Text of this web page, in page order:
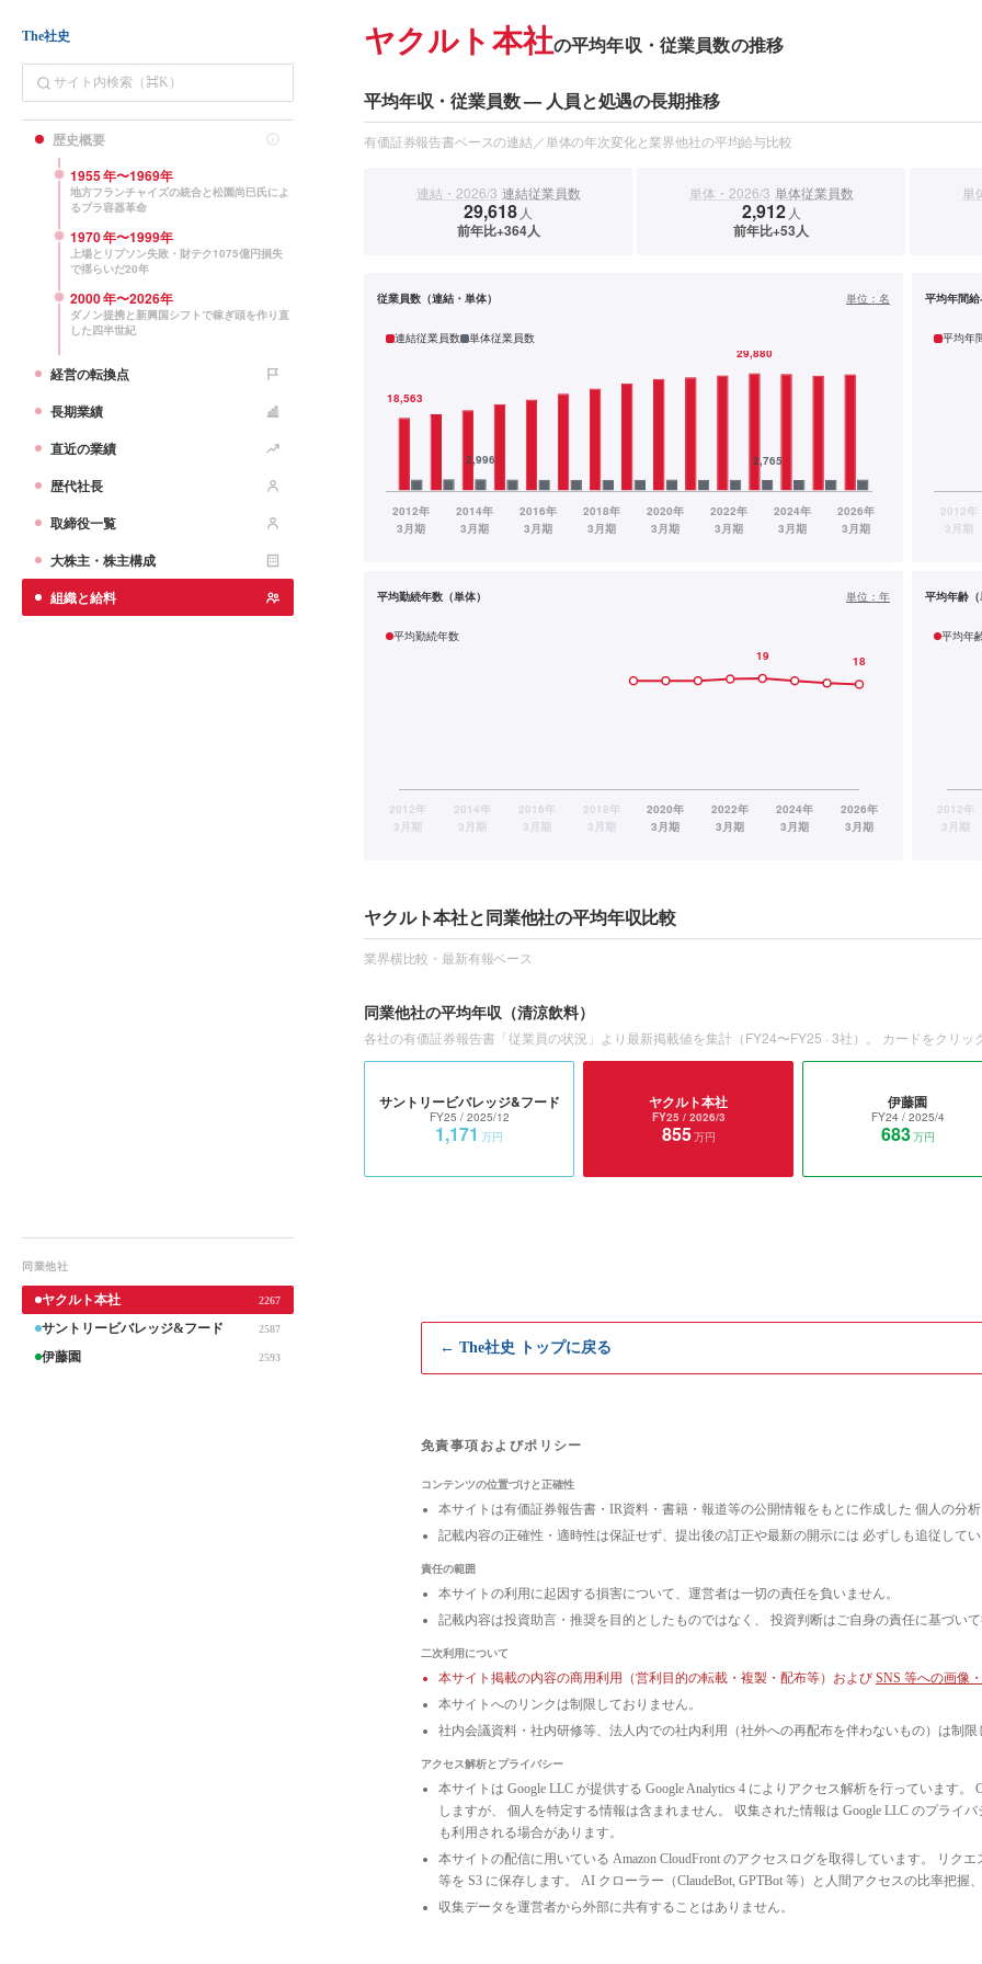
The社史
歴史概要
1955年〜1969年
地方フランチャイズの統合と松園尚巳氏によ
るプラ容器革命
1970年〜1999年
上場とリプソン失敗・財テク1075億円損失
で揺らいだ20年
2000年〜2026年
ダノン提携と新興国シフトで稼ぎ頭を作り直
した四半世紀
経営の転換点
長期業績
直近の業績
歴代社長
取締役一覧
大株主・株主構成
組織と給料
同業他社
ヤクルト本社 2267
サントリービバレッジ&フード 2587
伊藤園 2593
ヤクルト本社の平均年収・従業員数の推移
平均年収・従業員数 — 人員と処遇の長期推移
有価証券報告書ベースの連結／単体の年次変化と業界他社の平均給与比較
連結・2026/3 連結従業員数
29,618 人
前年比+364人
単体・2026/3 単体従業員数
2,912 人
前年比+53人
単
従業員数（連結・単体） 単位： 名
連結従業員数 単体従業員数
平均年間給
平均年
平均勤続年数（単体） 単位： 年
平均勤続年数
平均年齢（
平均年
ヤクルト本社と同業他社の平均年収比較
業界横比較・最新有報ベース
同業他社の平均年収 （清涼飲料）
各社の有価証券報告書「従業員の状況」より最新掲載値を集計（FY24〜FY25 · 3社）。 カードをクリッ
サントリービバレッジ&フード
FY25 / 2025/12
1,171 万円
ヤクルト本社
FY25 / 2026/3
855万円
伊藤園
FY24 / 2025/4
683万円
← The社史 トップに戻る
免責事項およびポリシー
コンテンツの位置づけと正確性
本サイトは有価証券報告書・IR資料・書籍・報道等の公開情報をもとに作成した 個人の分
記載内容の正確性・適時性は保証せず、提出後の訂正や最新の開示には 必ずしも追従して
責任の範囲
本サイトの利用に起因する損害について、運営者は一切の責任を負いません。
記載内容は投資助言・推奨を目的としたものではなく、 投資判断はご自身の責任に基づいて
二次利用について
本サイト掲載の内容の商用利用（営利目的の転載・複製・配布等）および SNS 等への画像
本サイトへのリンクは制限しておりません。
社内会議資料・社内研修等、法人内での社内利用（社外への再配布を伴わないもの）は制限
アクセス解析とプライバシー
本サイトは Google LLC が提供する Google Analytics 4 によりアクセス解析を行っています
しますが、 個人を特定する情報は含まれません。 収集された情報は Google LLC のプライ
も利用される場合があります。
本サイトの配信に用いている Amazon CloudFront のアクセスログを取得しています。 リク
等を S3 に保存します。 AI クローラー（ClaudeBot, GPTBot 等）と人間アクセスの比率把握
収集データを運営者から外部に共有することはありません。